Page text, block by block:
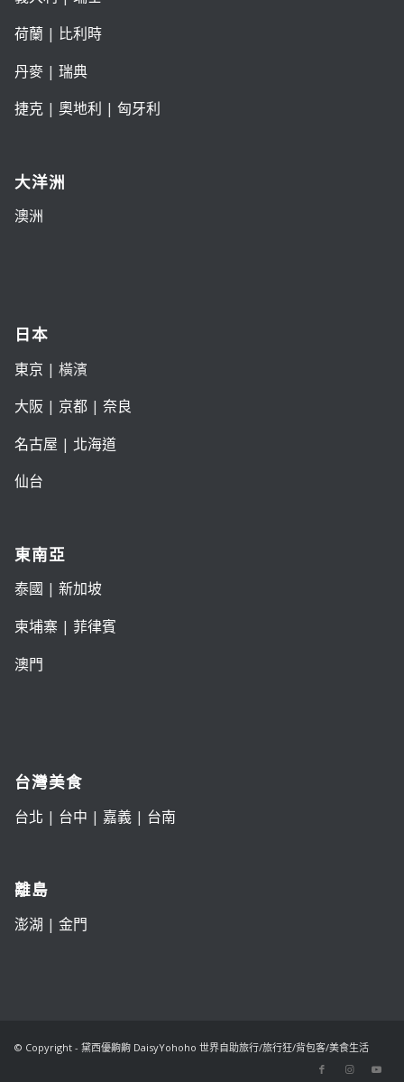
荷蘭| 比利時
丹麥| 瑞典
捷克| 奧地利 | 匈牙利
大洋洲
澳洲
日本
東京 | 橫濱
大阪 | 京都| 奈良
名古屋 | 北海道
仙台
東南亞
泰國 | 新加坡
柬埔寨 | 菲律賓
澳門
台灣美食
台北 | 台中 | 嘉義| 台南
離島
澎湖 | 金門
© Copyright - 黛西優齁齁 DaisyYohoho 世界自助旅行/旅行狂/背包客/美食生活